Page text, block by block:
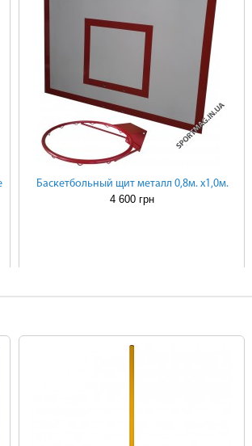
Баскетбольный щит металл 0,8м. х1,0м.
4 600 грн